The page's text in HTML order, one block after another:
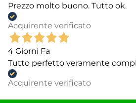
Prezzo molto buono. Tutto ok.
Acquirente verificato
4 Giorni Fa
Tutto perfetto veramente
Acquirente verificato